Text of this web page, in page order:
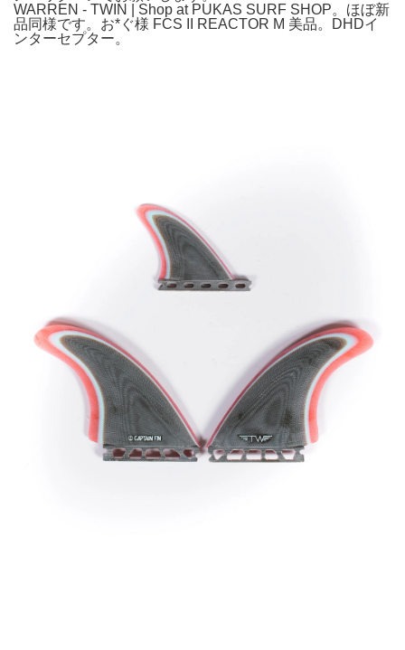
WARREN - TWIN | Shop at PUKAS SURF SHOP。ほぼ新
品同様です。お*ぐ様 FCS II REACTOR M 美品。DHDイ
ンターセプター。